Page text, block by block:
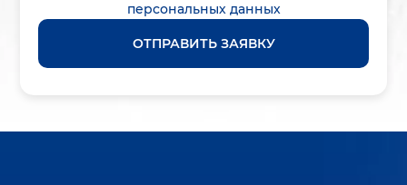
персональных данных
ОТПРАВИТЬ ЗАЯВКУ